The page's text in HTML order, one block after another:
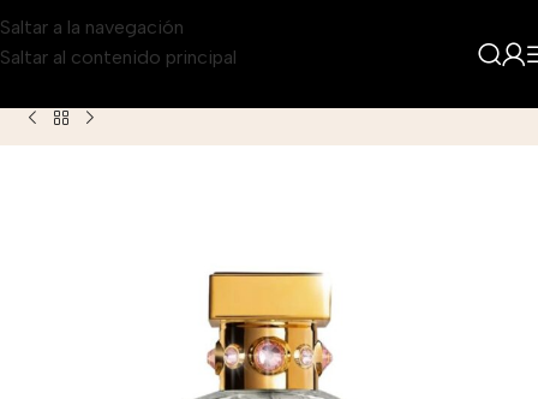
Saltar a la navegación
Saltar al contenido principal